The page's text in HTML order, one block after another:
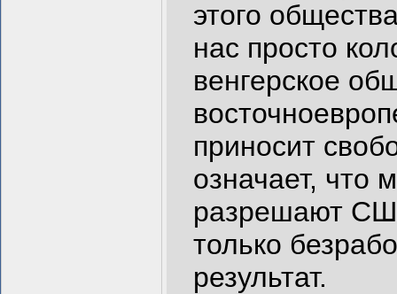
этого
нас просто
венгерское
приносит
означает, что
разрешают
только
результат.